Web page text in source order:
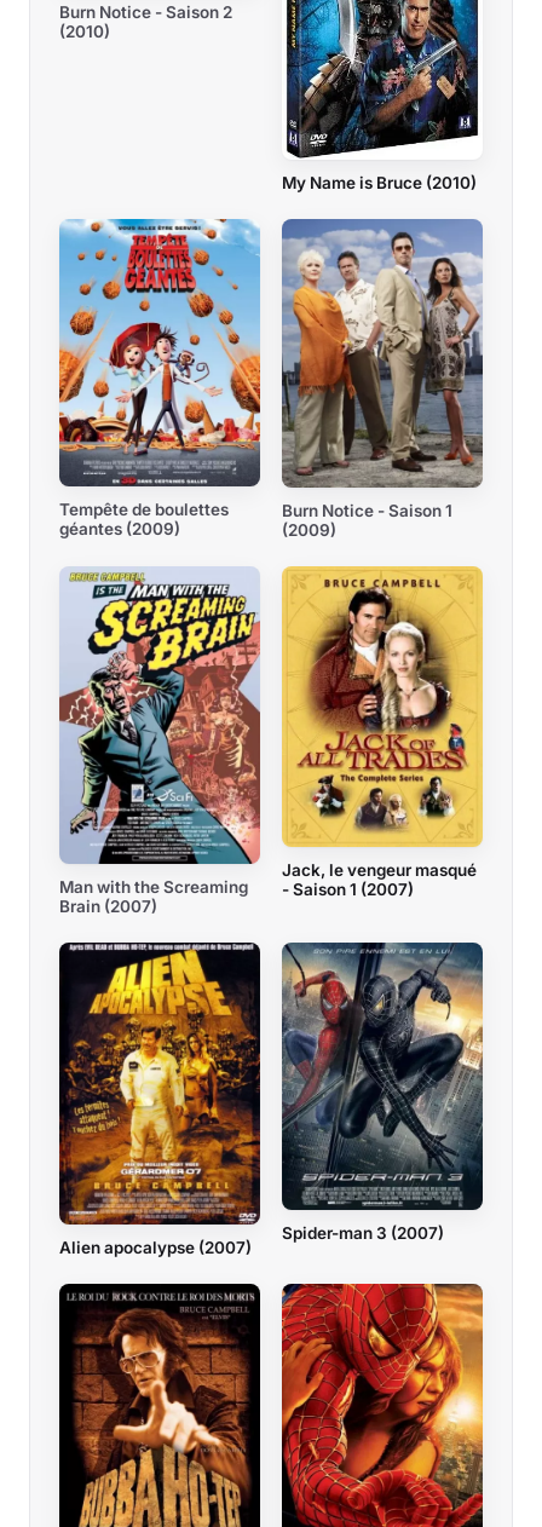
Burn Notice - Saison 2
(2010)
My Name is Bruce (2010)
Tempête de boulettes
géantes (2009)
Burn Notice - Saison 1
(2009)
Man with the Screaming
Brain (2007)
Jack, le vengeur masqué
- Saison 1 (2007)
Alien apocalypse (2007)
Spider-man 3 (2007)